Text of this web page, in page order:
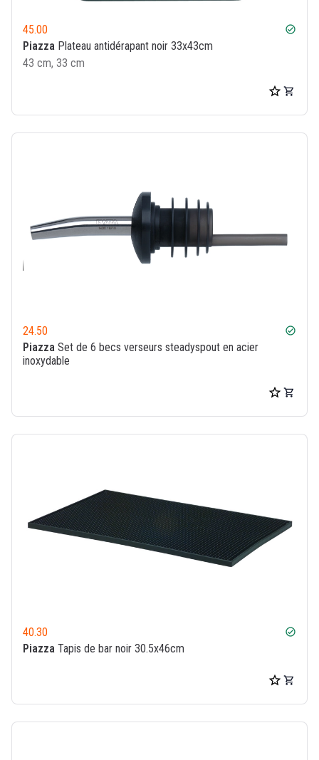
45.00 check_circle
Piazza Plateau antidérapant noir 33x43cm
43 cm, 33 cm
24.50 check_circle
Piazza Set de 6 becs verseurs steadyspout en acier
inoxydable
40.30 check_circle
Piazza Tapis de bar noir 30.5x46cm